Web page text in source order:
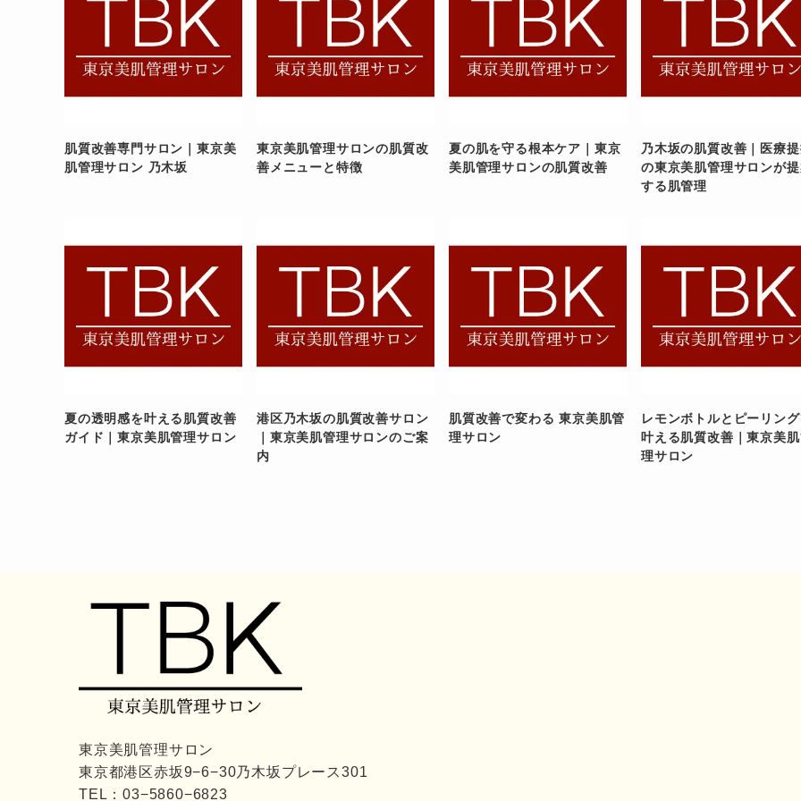
肌質改善専門サロン｜東京美
肌管理サロン 乃木坂
東京美肌管理サロンの肌質改
善メニューと特徴
夏の肌を守る根本ケア｜東京
美肌管理サロンの肌質改善
乃木坂の肌質改善｜医療
の東京美肌管理サロンが
する肌管理
夏の透明感を叶える肌質改善
ガイド｜東京美肌管理サロン
港区乃木坂の肌質改善サロン
｜東京美肌管理サロンのご案
内
肌質改善で変わる 東京美肌管
理サロン
レモンボトルとピーリン
叶える肌質改善｜東京美
理サロン
東京美肌管理サロン
東京都港区赤坂9−6−30乃木坂プレース301
TEL：03−5860−6823